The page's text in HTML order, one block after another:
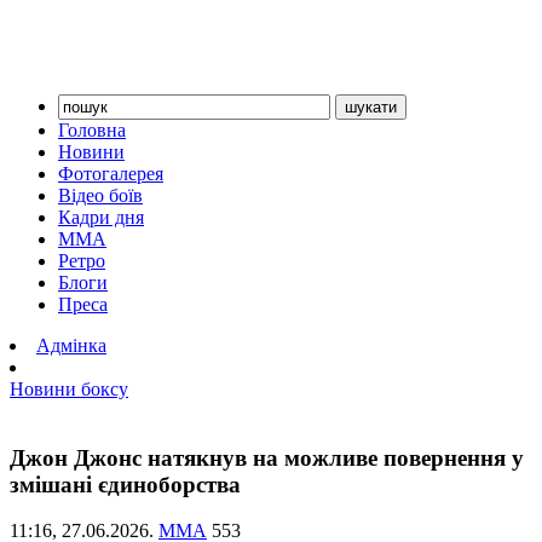
Головна
Новини
Фотогалерея
Відео боїв
Кадри дня
ММА
Ретро
Блоги
Преса
Адмінка
Новини боксу
Джон Джонс натякнув на можливе повернення у
змішані єдиноборства
11:16, 27.06.2026. ММА 553